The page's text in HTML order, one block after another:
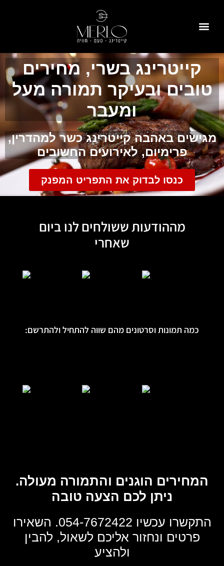
קייטרינג בשרי, מחירים
טובים ובעיקר תמורה מעל
ומעבר
מגישים באהבה קייטרינג כשר למהדרין,
פרימיום, לאירועים החשובים
כנסו לבדוק את התפריט המפנק
מההודעות ששולחים לנו ביום
שאחרי
כמה תמונות וסרטונים מהם שווה להתחיל ולהתרשם:
המחירים הוגנים והתמורה מעולה.
ניתן לכם הצעה טובה
התקשרו עכשיו 054-7672422. השאירו
פרטים ונחזור אליכם לשאול, להבין
ולהציע